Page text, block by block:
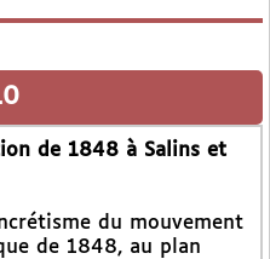
de 1848 à Salins et
du mouvement
de 1848, au plan